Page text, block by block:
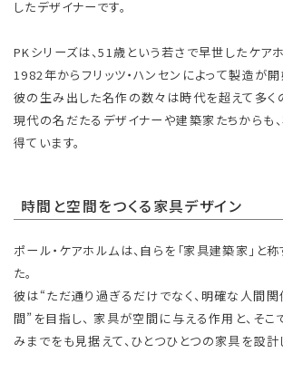
したデザイナーです。
PKシリーズは、51歳という若さで早世したケア
1982年からフリッツ・ハンセンによって製造が開
彼の生み出した名作の数々は時代を超えて多く
現代の名だたるデザイナーや建築家たちからも
得ています。
時間と空間をつくる家具デザイン
ポール・ケアホルムは、自らを「家具建築家」と
た。
彼は“ただ通り過ぎるだけでなく、明確な人間
間”を目指し、 家具が空間に与える作用と、そ
みまでをも見据えて、ひとつひとつの家具を設計